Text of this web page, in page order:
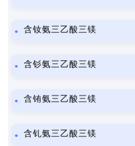
含钕氨三乙酸三镁
含钐氨三乙酸三镁
含铕氨三乙酸三镁
含钆氨三乙酸三镁